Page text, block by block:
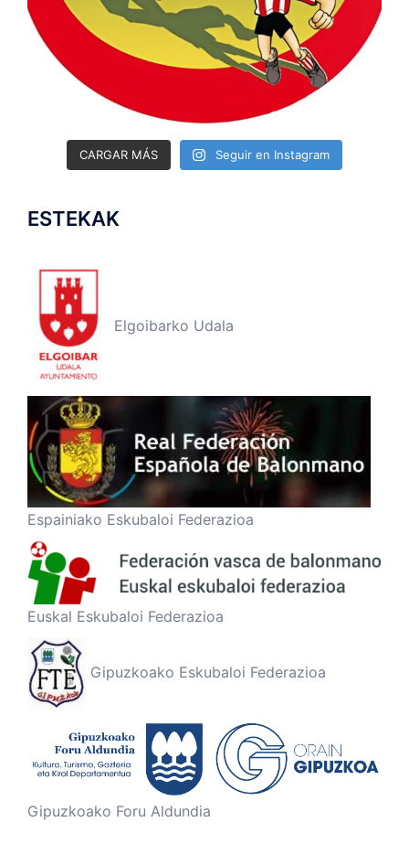
CARGAR MÁS Seguir en Instagram
ESTEKAK
Elgoibarko Udala
Espainiako Eskubaloi Federazioa
Euskal Eskubaloi Federazioa
Gipuzkoako Eskubaloi Federazioa
Gipuzkoako Foru Aldundia